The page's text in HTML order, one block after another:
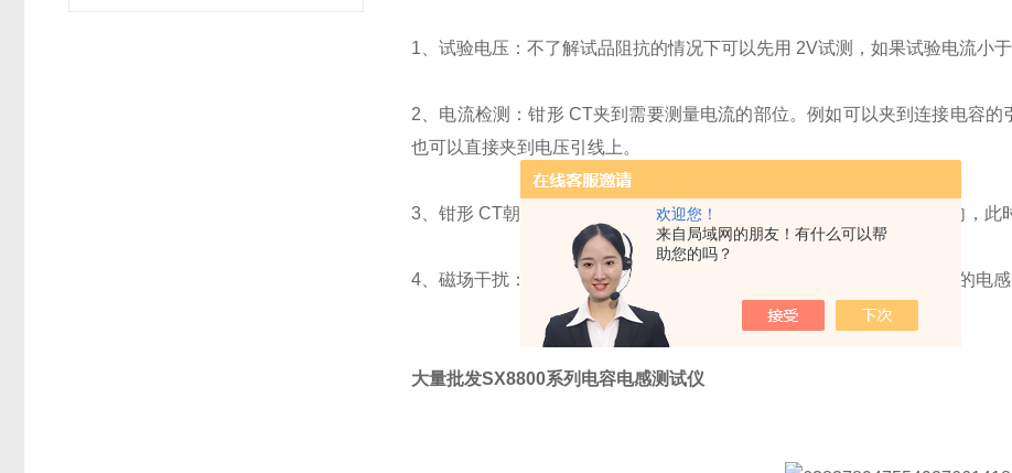
欢迎您！
来自局域网的朋友！有什么可以帮
助您的吗？
1、试验电压：不了解试品阻抗的情况下可以先用 2V试测，如果试验电流小
2、电流检测：钳形 CT夹到需要测量电流的部位。例如可以夹到连接电容的
也可以直接夹到电压引线上。
3、钳形 CT朝向：要求将电流钳的正面朝向红夹子（即 2V或20V）方向，此
4、磁场干扰：建议钳型 CT远离仪器 1米以上。如果测量一个漏磁严重的电感
大量批发SX8800系列电容电感测试仪